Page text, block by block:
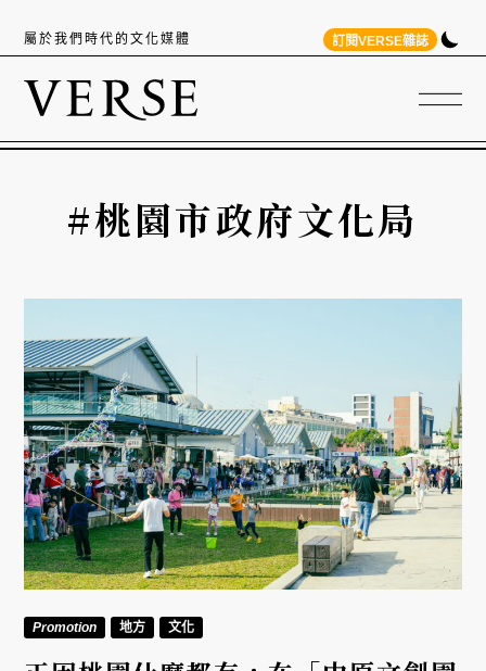
屬於我們時代的文化媒體 訂閱VERSE雜誌
#桃園市政府文化局
Promotion 地方 文化